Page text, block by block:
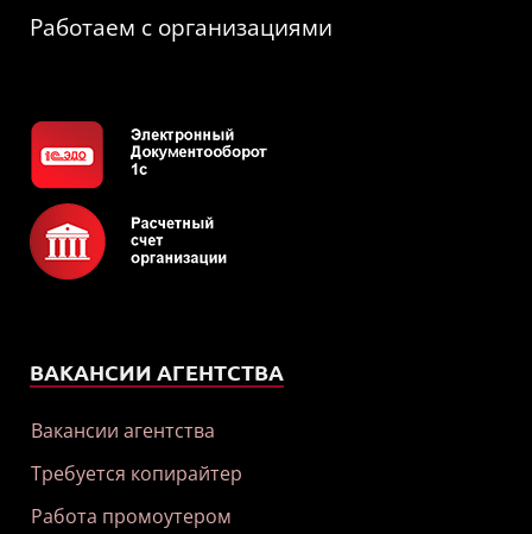
Работаем с организациями
ВАКАНСИИ АГЕНТСТВА
Вакансии агентства
Требуется копирайтер
Работа промоутером